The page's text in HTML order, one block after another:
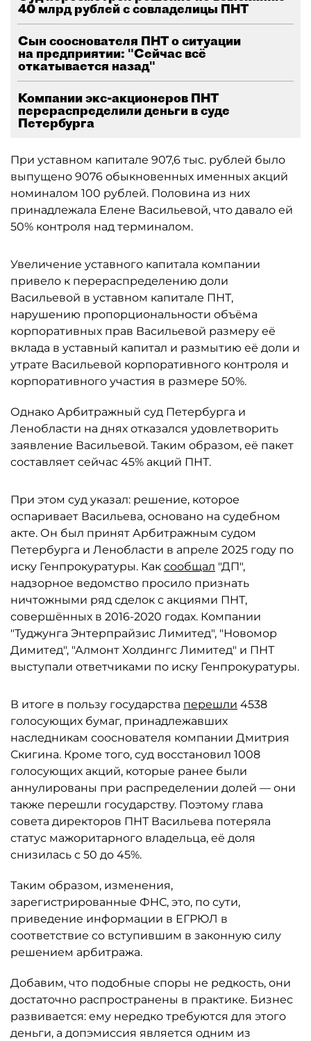
40 млрд рублей с совладелицы ПНТ
Сын сооснователя ПНТ о ситуации
на предприятии: "Сейчас всё
откатывается назад"
Компании экс-акционеров ПНТ
перераспределили деньги в суде
Петербурга
При уставном капитале 907,6 тыс. рублей было
выпущено 9076 обыкновенных именных акций
номиналом 100 рублей. Половина из них
принадлежала Елене Васильевой, что давало ей
50% контроля над терминалом.
Увеличение уставного капитала компании
привело к перераспределению доли
Васильевой в уставном капитале ПНТ,
нарушению пропорциональности объёма
корпоративных прав Васильевой размеру её
вклада в уставный капитал и размытию её доли и
утрате Васильевой корпоративного контроля и
корпоративного участия в размере 50%.
Однако Арбитражный суд Петербурга и
Ленобласти на днях отказался удовлетворить
заявление Васильевой. Таким образом, её пакет
составляет сейчас 45% акций ПНТ.
При этом суд указал: решение, которое
оспаривает Васильева, основано на судебном
акте. Он был принят Арбитражным судом
Петербурга и Ленобласти в апреле 2025 году по
иску Генпрокуратуры. Как сообщал "ДП",
надзорное ведомство просило признать
ничтожными ряд сделок с акциями ПНТ,
совершённых в 2016-2020 годах. Компании
"Туджунга Энтерпрайзис Лимитед", "Новомор
Димитед", "Алмонт Холдингс Лимитед" и ПНТ
выступали ответчиками по иску Генпрокуратуры.
В итоге в пользу государства перешли 4538
голосующих бумаг, принадлежавших
наследникам сооснователя компании Дмитрия
Скигина. Кроме того, суд восстановил 1008
голосующих акций, которые ранее были
аннулированы при распределении долей — они
также перешли государству. Поэтому глава
совета директоров ПНТ Васильева потеряла
статус мажоритарного владельца, её доля
снизилась с 50 до 45%.
Таким образом, изменения,
зарегистрированные ФНС, это, по сути,
приведение информации в ЕГРЮЛ в
соответствие со вступившим в законную силу
решением арбитража.
Добавим, что подобные споры не редкость, они
достаточно распространены в практике. Бизнес
развивается: ему нередко требуются для этого
деньги, а допэмиссия является одним из